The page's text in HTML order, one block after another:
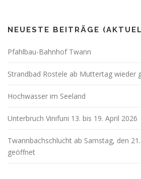
NEUESTE BEITRÄGE
Pfahlbau-Bahnhof Twann
Strandbad Rostele ab Muttertag wieder
Hochwasser im Seeland
Unterbruch Vinifuni 13. bis 19. April 2026
Twannbachschlucht ab Samstag, den
geöffnet